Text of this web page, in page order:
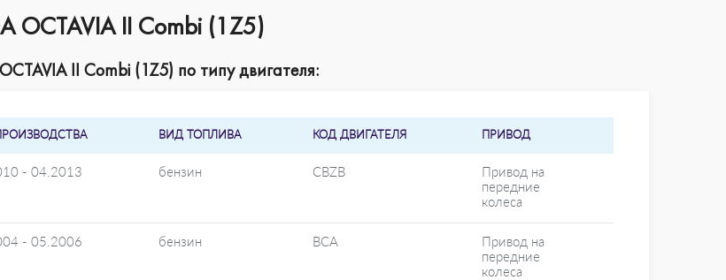
OCTAVIA II Combi (1Z5)
II Combi (1Z5) по типу двигателя:
ВИД ТОПЛИВА КОД ДВИГАТЕЛЯ ПРИВОД
- 04.2013 бензин CBZB
Привод на
передние
колеса
- 05.2006 бензин BCA
Привод на
передние
колеса